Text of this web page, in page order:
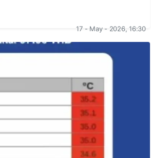
17 - May - 2026, 16:30